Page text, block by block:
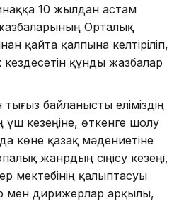
10 жылдан астам
Орталық
қайта қалпына келтіріліп,
құнды жазбалар
тығыз байланысты еліміздің
кезеңіне, өткенге шолу
көне қазақ мәдениетіне
жанрдың сіңісу кезеңі,
мектебінің қалыптасуы
мен дирижерлар арқылы,